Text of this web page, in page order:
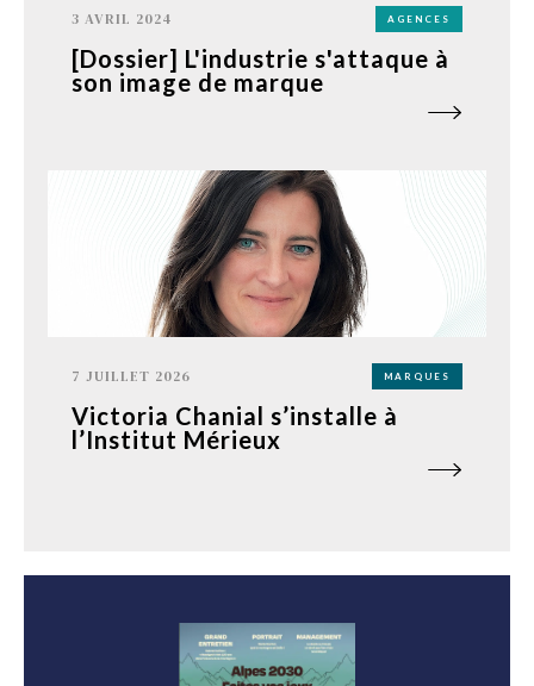
3 AVRIL 2024 AGENCES
[Dossier] L'industrie s'attaque à
son image de marque
7 JUILLET 2026 MARQUES
Victoria Chanial s’installe à
l’Institut Mérieux